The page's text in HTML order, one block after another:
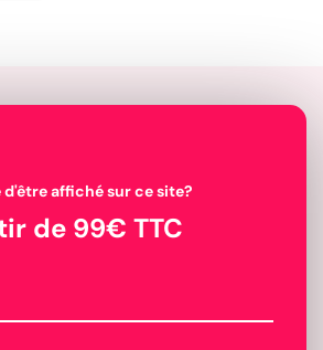
d'être affiché sur ce site?
de 99€ TTC